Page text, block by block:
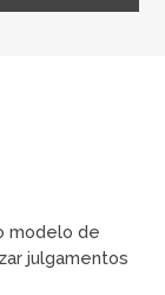
modelo de
julgamentos